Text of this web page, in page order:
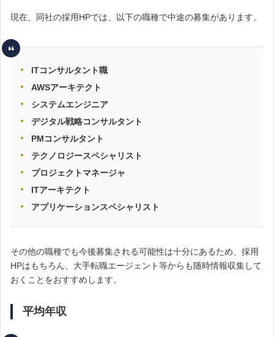
現在、同社の採用HPでは、以下の職種で中途の募集があります。
ITコンサルタント職
AWSアーキテクト
システムエンジニア
デジタル戦略コンサルタント
PMコンサルタント
テクノロジースペシャリスト
プロジェクトマネージャ
ITアーキテクト
アプリケーションスペシャリスト
その他の職種でも今後募集される可能性は十分にあるため、採用
HPはもちろん、 大手転職エージェント等からも随時情報収集して
おくことをおすすめします。
平均年収